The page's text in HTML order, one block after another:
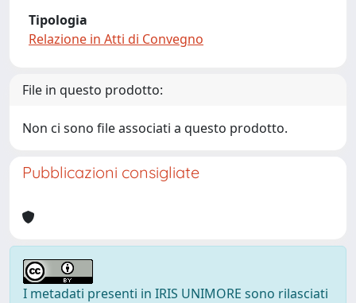
Tipologia
Relazione in Atti di Convegno
File in questo prodotto:
Non ci sono file associati a questo prodotto.
Pubblicazioni consigliate
I metadati presenti in IRIS UNIMORE sono rilasciati